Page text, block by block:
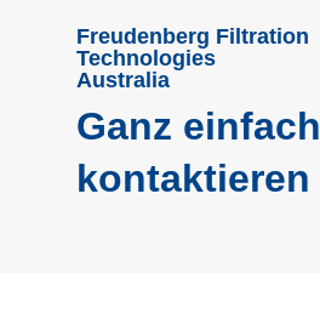
Freudenberg Filtration
Technologies
Australia
Ganz einfach
kontaktieren